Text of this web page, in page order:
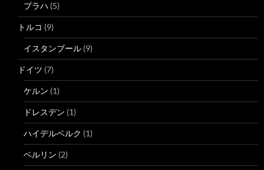
プラハ (5)
トルコ (9)
イスタンブール (9)
ドイツ (7)
ケルン (1)
ドレスデン (1)
ハイデルベルク (1)
ベルリン (2)